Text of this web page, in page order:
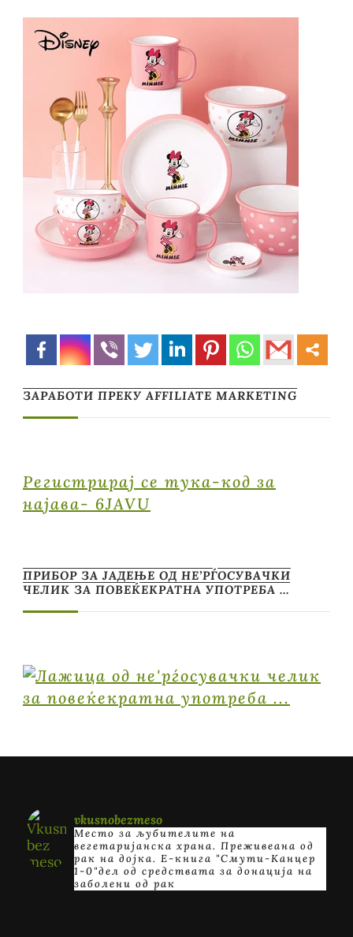
ЗАРАБОТИ ПРЕКУ AFFILIATE MARKETING
Регистрирај се тука-код за
најава- 6JAVU
ПРИБОР ЗА ЈАДЕЊЕ ОД НЕ’РЃОСУВАЧКИ
ЧЕЛИК ЗА ПОВЕЌЕКРАТНА УПОТРЕБА …
vkusnobezmeso
Место за љубителите на
вегетаријанска храна. Преживеана од
рак на дојка. E-книга "Смути-Канцер
1-0"дел од средствата за донација на
заболени од рак